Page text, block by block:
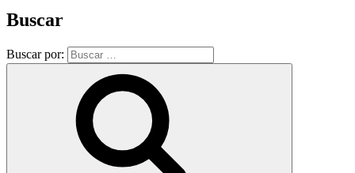
Buscar
Buscar por: